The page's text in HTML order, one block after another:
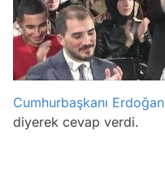
Cumhurbaşkanı Erdoğan
diyerek cevap verdi.